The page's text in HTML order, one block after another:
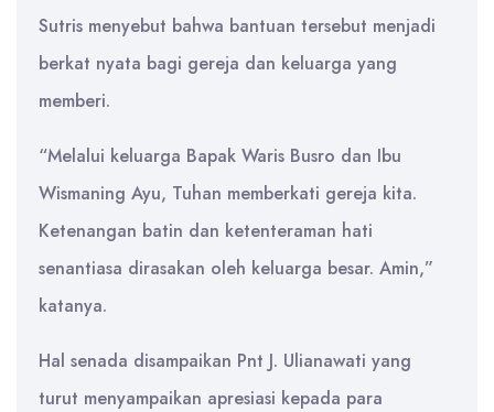
Sutris menyebut bahwa bantuan tersebut menjadi
berkat nyata bagi gereja dan keluarga yang
memberi.
“Melalui keluarga Bapak Waris Busro dan Ibu
Wismaning Ayu, Tuhan memberkati gereja kita.
Ketenangan batin dan ketenteraman hati
senantiasa dirasakan oleh keluarga besar. Amin,”
katanya.
Hal senada disampaikan Pnt J. Ulianawati yang
turut menyampaikan apresiasi kepada para